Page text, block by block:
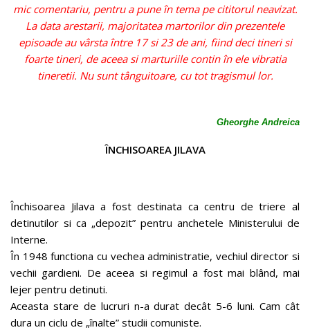
mic comentariu, pentru a pune în tema pe cititorul neavizat.
La data arestarii, majoritatea martorilor din prezentele
episoade au vârsta între 17 si 23 de ani, fiind deci tineri si
foarte tineri, de aceea si marturiile contin în ele vibratia
tineretii. Nu sunt tânguitoare, cu tot tragismul lor.
Gheorghe Andreica
ÎNCHISOAREA JILAVA
Închisoarea Jilava a fost destinata ca centru de triere al
detinutilor si ca „depozit” pentru anchetele Ministerului de
Interne.
În 1948 functiona cu vechea administratie, vechiul director si
vechii gardieni. De aceea si regimul a fost mai blând, mai
lejer pentru detinuti.
Aceasta stare de lucruri n-a durat decât 5-6 luni. Cam cât
dura un ciclu de „înalte” studii comuniste.